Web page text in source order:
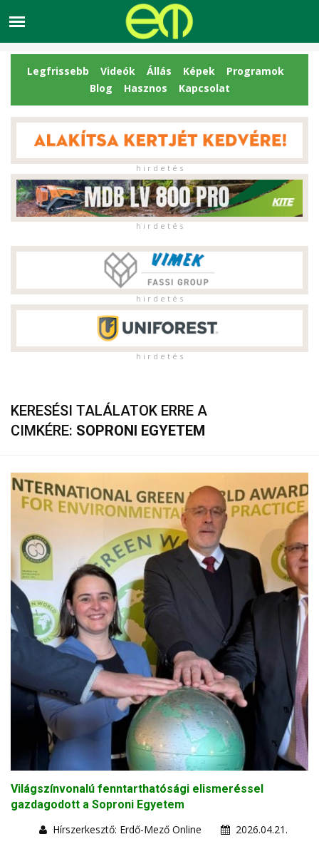
Legfrissebb Videók Állás Képek
Programok
Blog
Hasznos Kapcsolat
h i r d e t é s
h i r d e t é s
h i r d e t é s
h i r d e t é s
KERESÉSI TALÁLATOK ERRE A
CIMKÉRE: SOPRONI EGYETEM
Világszínvonalú fenntarthatósági elismeréssel
gazdagodott a Soproni Egyetem
Hírszerkesztő: Erdő-Mező Online
2026.04.21.